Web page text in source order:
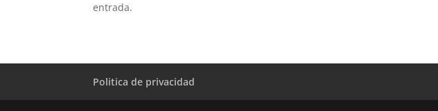
entrada.
Politica de privacidad